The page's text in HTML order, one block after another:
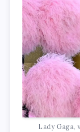
Lady Gaga,